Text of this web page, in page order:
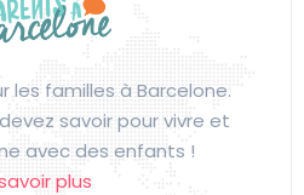
les familles à Barcelone.
savoir pour vivre et
avec des enfants !
plus